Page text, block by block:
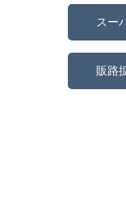
スー
販路